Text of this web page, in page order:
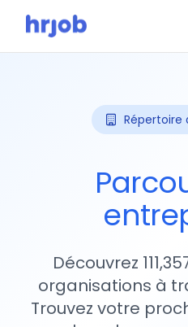
Répertoire
Découvrez
organisations à
Trouvez votre